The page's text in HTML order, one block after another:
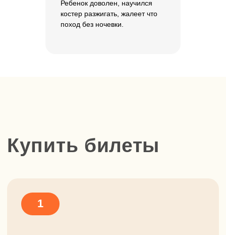
Ребенок доволен, научился
костер разжигать, жалеет что
поход без ночевки.
Сколько билетов вам
нужно?
забронировать
место?